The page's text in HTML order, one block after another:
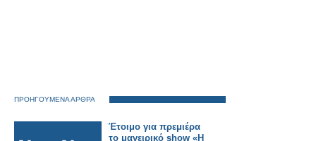
ΠΡΟΗΓΟΥΜΕΝΑ ΑΡΘΡΑ
Έτοιμο για πρεμιέρα
το μαγειρικό show «Η